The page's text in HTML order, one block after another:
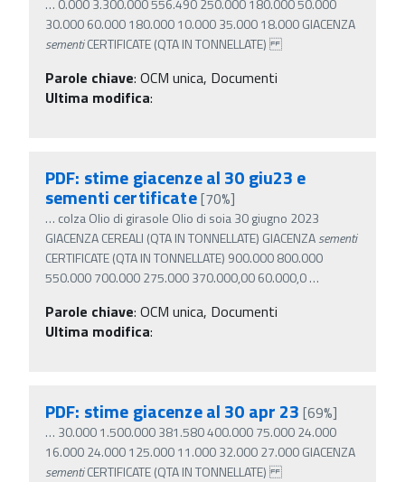
… 0.000 3.300.000 556.490 250.000 180.000 50.000
30.000 60.000 180.000 10.000 35.000 18.000 GIACENZA
sementiCERTIFICATE (QTA IN TONNELLATE)
Parole chiave: OCM unica, Documenti
Ultima modifica:
PDF: stime giacenze al 30 giu23 e
sementi certificate[70%]
… colza Olio di girasole Olio di soia 30 giugno 2023
GIACENZA CEREALI (QTA IN TONNELLATE) GIACENZAsementi
CERTIFICATE (QTA IN TONNELLATE) 900.000 800.000
550.000 700.000 275.000 370.000,00 60.000,0…
Parole chiave: OCM unica, Documenti
Ultima modifica:
PDF: stime giacenze al 30 apr 23 [69%]
… 30.000 1.500.000 381.580 400.000 75.000 24.000
16.000 24.000 125.000 11.000 32.000 27.000 GIACENZA
sementiCERTIFICATE (QTA IN TONNELLATE)